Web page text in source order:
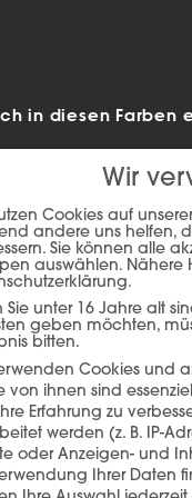
in diesen Farben
auf den unteren
Wir
Cookies auf
andere uns helfen,
Sie können alle
auswählen. Nähere
Sie unter 16 Jahre alt
geben möchten,
bitten.
Cookies und
von ihnen sind
Erfahrung zu
werden (z. B. IP-
oder Anzeigen- und
Ihrer Daten